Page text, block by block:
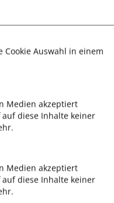
Lochte -
Deutscher
anerkannte
Segler Verbandes
Cookie Auswahl in einem
Medien akzeptiert
diese Inhalte keiner
Medien akzeptiert
diese Inhalte keiner